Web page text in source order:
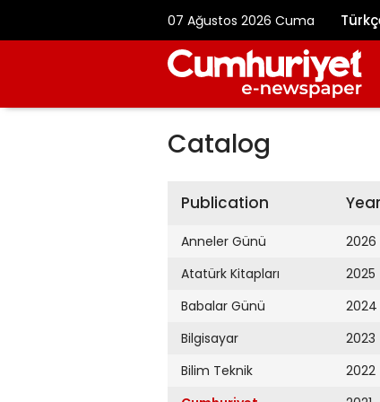
07 Ağustos 2026 Cuma
Catalog
Publication
Anneler Günü
Atatürk Kitapları
Babalar Günü
Bilgisayar
Bilim Teknik
2026
2025
2024
2023
2022